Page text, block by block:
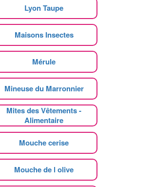
Lyon Taupe
Maisons Insectes
Mérule
Mineuse du Marronnier
Mites des Vêtements -
Alimentaire
Mouche cerise
Mouche de l olive